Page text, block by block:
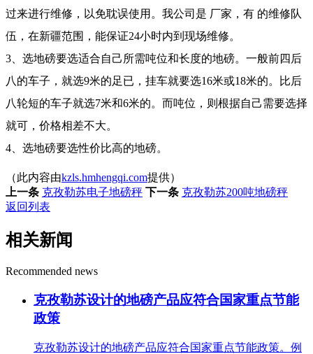
过来进行维修，以免耽误使用。我公司是 厂家，有 的维修队
伍，在新疆范围，能保证24小时内到现场维修。
3、选地磅要选适合自己所需吨位和长度的地磅。一般前四后
八的车子，就选9米的足已，挂车就要选16米或18米的。比后
八轮短的车子就选7米和6米的。而吨位，则根据自己需要选择
就可，价格相差不大。
4、选地磅要选性价比高的地磅。
（此内容由kzls.hmhengqi.com提供）
上一条 克孜勒苏电子地磅秤 下一条 克孜勒苏200吨地磅秤
返回列表
相关新闻
Recommended news
克孜勒苏设计的地磅产品应符合国家重点节能
政策
克孜勒苏设计的地磅产品应符合国家重点节能政策。例